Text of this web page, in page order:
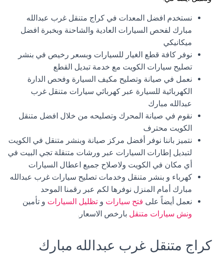
نستخدم افضل المعدات في كراج متنقل غرب عبدالله
مبارك لفحص السيارات العادية والشاحنة وبخبرة افضل
ميكانيكي
نوفر كافة قطع الغيار للسيارات وبسعر رخيص في بنشر
تصليح سيارات الكويت مع خدمة تبديل القطع
نعمل في صيانة وتصليح مكيف السيارة وفحص الدارة
الكهربائية للسيارة عبر كهربائي سيارات متنقل غرب
عبدالله مبارك
نقوم في صيانة المحرك وتصليحه من خلال افضل متنقل
الكويت محترف
نتميز باننا نوفر أفضل مركز صيانة وبنشر متنقل في الكويت
لتبديل إطارات السيارات عبر ورشات متنقلة تجي البيت في
أي مكان في الكويت ولاصلاح جميع اعطال السيارات
كهرباء و بنشر متنقل وخدمات تصليح سيارات غرب عبدالله
مبارك أمام المنزل نوفرها لكم عبر رقمنا الموحد
نعمل أيضاً على فتح سيارات و تظليل السيارات و تأمين
ونش سيارات متنقل بارخص الاسعار.
كراج متنقل غرب عبدالله مبارك